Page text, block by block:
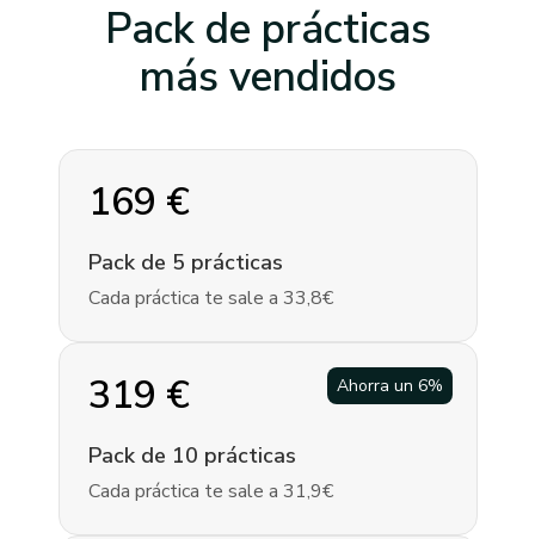
Pack de prácticas
más vendidos
169 €
Pack de 5 prácticas
Cada práctica te sale a 33,8€
Ahorra un 6%
319 €
Pack de 10 prácticas
Cada práctica te sale a 31,9€